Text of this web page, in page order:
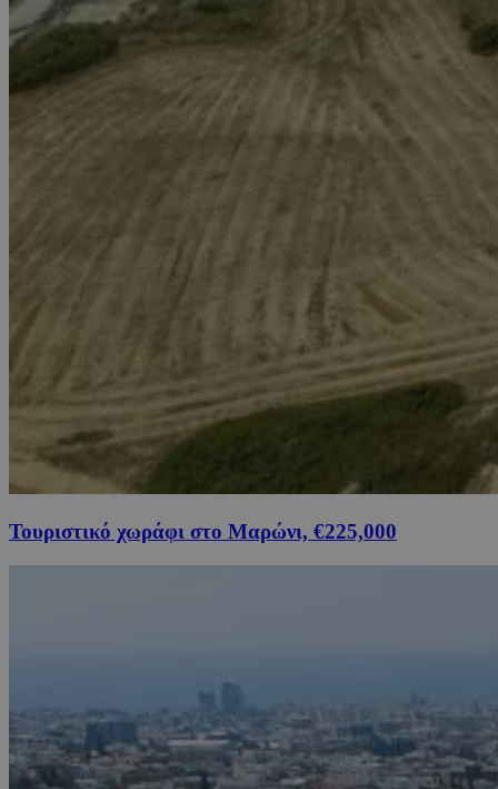
Τουριστικό χωράφι στο Μαρώνι, €225,000